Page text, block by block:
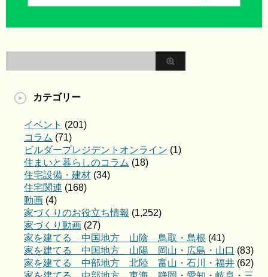
カテゴリー
イベント (201)
コラム (71)
ビルダープレジデントオンライン (1)
住まいと暮らしのコラム (18)
住宅設備・建材 (34)
住宅関連 (168)
動画 (4)
家づくりのお役立ち情報 (1,252)
家づくり動画 (27)
家を建てる 中国地方 山陰 鳥取・島根 (41)
家を建てる 中国地方 山陽 岡山・広島・山口 (83)
家を建てる 中部地方 北陸 富山・石川・福井 (62)